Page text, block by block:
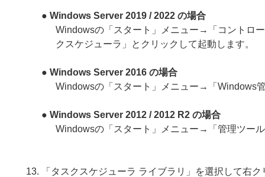
● Windows Server 2019 / 2022 の場合
Windowsの「スタート」メニュー→「コントロ
クスケジューラ」とクリックして起動します。
● Windows Server 2016 の場合
Windowsの「スタート」メニュー→「Windows
● Windows Server 2012 / 2012 R2 の場合
Windowsの「スタート」メニュー→「管理ツー
「タスクスケジューラ ライブラリ」を選択して右